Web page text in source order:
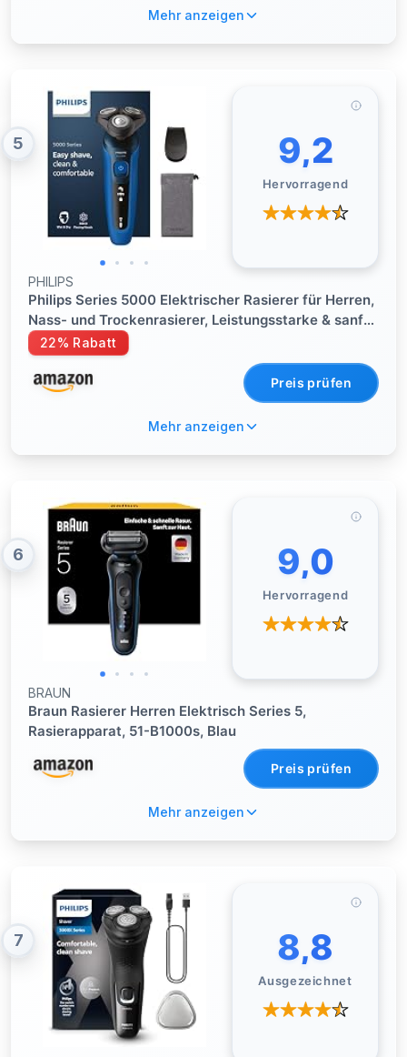
Mehr anzeigen
5 9,2
Hervorragend
PHILIPS
Philips Series 5000 Elektrischer Rasierer für Herren,
Nass- und Trockenrasierer, Leistungsstarke & sanfte
Rasur, SteelPrecision-Schersystem, flexible 360°
Scherköpfe, 60 Min. Laufzeit (S5466/18)
22% Rabatt
Preis prüfen
Mehr anzeigen
6 9,0
Hervorragend
BRAUN
Braun Rasierer Herren Elektrisch Series 5,
Rasierapparat, 51-B1000s, Blau
Preis prüfen
Mehr anzeigen
7 8,8
Ausgezeichnet